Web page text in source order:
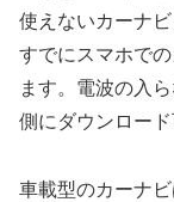
使えないカーナ
すでにスマホで
ます。電波の入
側にダウンロード
車載型のカーナ